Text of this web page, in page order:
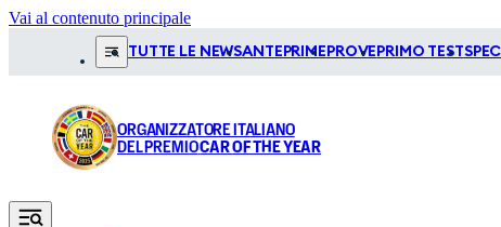
Vai al contenuto principale
TUTTE LE NEWSANTEPRIME PROVE PRIMO TEST
ORGANIZZATORE ITALIANO
DEL PREMIOCAR OF THE YEAR